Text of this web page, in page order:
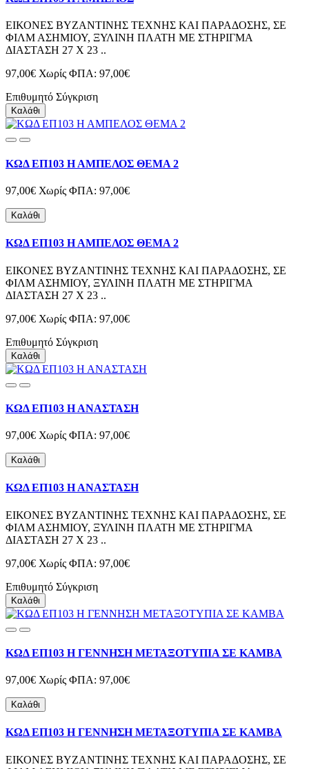
ΕΙΚΟΝΕΣ ΒΥΖΑΝΤΙΝΗΣ ΤΕΧΝΗΣ ΚΑΙ ΠΑΡΑΔΟΣΗΣ, ΣΕ
ΦΙΛΜ ΑΣΗΜΙΟΥ, ΞΥΛΙΝΗ ΠΛΑΤΗ ΜΕ ΣΤΗΡΙΓΜΑ
ΔΙΑΣΤΑΣΗ 27 Χ 23 ..
97,00€ Χωρίς ΦΠΑ: 97,00€
Επιθυμητό Σύγκριση
Καλάθι
ΚΩΔ ΕΠ103 Η ΑΜΠΕΛΟΣ ΘΕΜΑ 2
97,00€ Χωρίς ΦΠΑ: 97,00€
Καλάθι
ΚΩΔ ΕΠ103 Η ΑΜΠΕΛΟΣ ΘΕΜΑ 2
ΕΙΚΟΝΕΣ ΒΥΖΑΝΤΙΝΗΣ ΤΕΧΝΗΣ ΚΑΙ ΠΑΡΑΔΟΣΗΣ, ΣΕ
ΦΙΛΜ ΑΣΗΜΙΟΥ, ΞΥΛΙΝΗ ΠΛΑΤΗ ΜΕ ΣΤΗΡΙΓΜΑ
ΔΙΑΣΤΑΣΗ 27 Χ 23 ..
97,00€ Χωρίς ΦΠΑ: 97,00€
Επιθυμητό Σύγκριση
Καλάθι
ΚΩΔ ΕΠ103 Η ΑΝΑΣΤΑΣΗ
97,00€ Χωρίς ΦΠΑ: 97,00€
Καλάθι
ΚΩΔ ΕΠ103 Η ΑΝΑΣΤΑΣΗ
ΕΙΚΟΝΕΣ ΒΥΖΑΝΤΙΝΗΣ ΤΕΧΝΗΣ ΚΑΙ ΠΑΡΑΔΟΣΗΣ, ΣΕ
ΦΙΛΜ ΑΣΗΜΙΟΥ, ΞΥΛΙΝΗ ΠΛΑΤΗ ΜΕ ΣΤΗΡΙΓΜΑ
ΔΙΑΣΤΑΣΗ 27 Χ 23 ..
97,00€ Χωρίς ΦΠΑ: 97,00€
Επιθυμητό Σύγκριση
Καλάθι
ΚΩΔ ΕΠ103 Η ΓΕΝΝΗΣΗ ΜΕΤΑΞΟΤΥΠΙΑ ΣΕ ΚΑΜΒΑ
97,00€ Χωρίς ΦΠΑ: 97,00€
Καλάθι
ΚΩΔ ΕΠ103 Η ΓΕΝΝΗΣΗ ΜΕΤΑΞΟΤΥΠΙΑ ΣΕ ΚΑΜΒΑ
ΕΙΚΟΝΕΣ ΒΥΖΑΝΤΙΝΗΣ ΤΕΧΝΗΣ ΚΑΙ ΠΑΡΑΔΟΣΗΣ, ΣΕ